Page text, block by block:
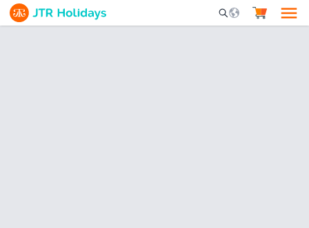
Mobile Search